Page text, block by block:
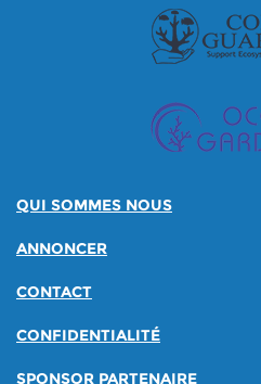
QUI SOMMES NOUS
ANNONCER
CONTACT
CONFIDENTIALITÉ
SPONSOR PARTENAIRE